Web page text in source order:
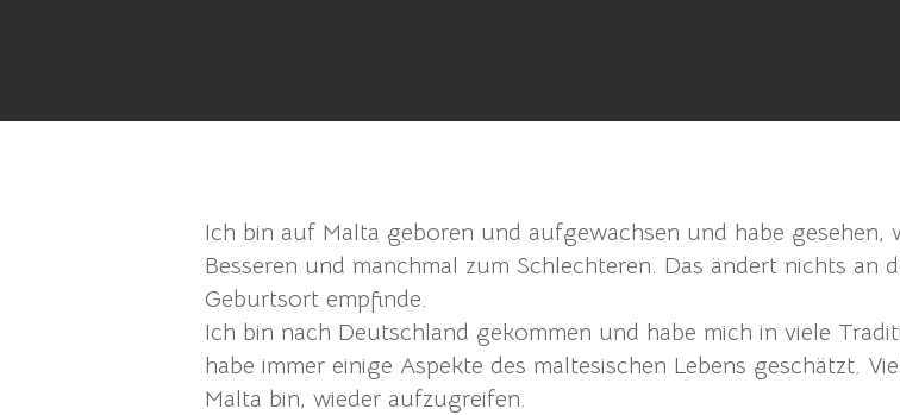
Hit enter to search or ESC to close
Ich bin auf Malta geboren und aufgewachsen und habe gesehen,
Besseren und manchmal zum Schlechteren. Das ändert nichts an
Geburtsort empfinde.
Ich bin nach Deutschland gekommen und habe mich in viele
habe immer einige Aspekte des maltesischen Lebens geschätzt.
Malta bin, wieder aufzugreifen.